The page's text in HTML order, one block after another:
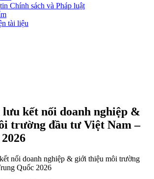
Chính sách và Pháp luật
tài liệu
lưu kết nối doanh nghiệp &
trường đầu tư Việt Nam –